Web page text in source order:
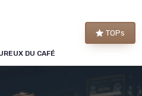
DU CAFÉ
TOPs
×
OU CAFÉ
le club des
du café !